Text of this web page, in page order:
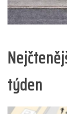
týden